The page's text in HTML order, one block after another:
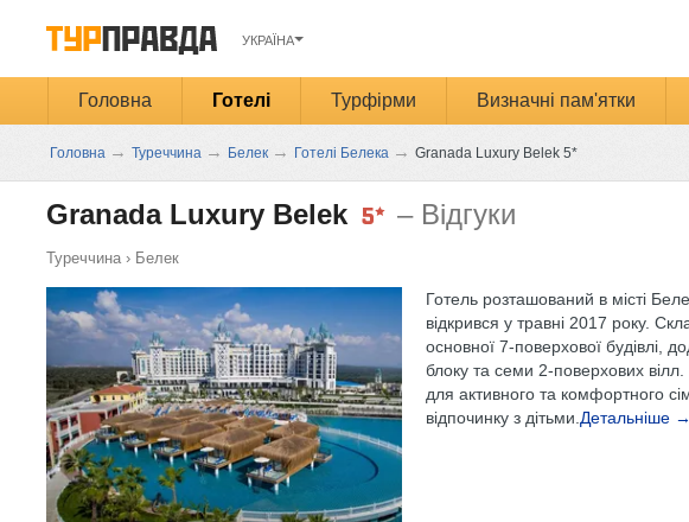
УКРАЇНА
Головна Готелі Турфірми Визначні пам'ятки
Головна → Туреччина → Белек → Готелі Белека → Granada Luxury Belek 5*
Granada Luxury Belek – Відгуки
Туреччина› Белек
Готель розташований в місті
відкрився у травні 2017 року.
основної 7-поверхової будівлі,
блоку та семи 2-поверхових вілл.
для активного та комфортного
відпочинку з дітьми. Детальніше →